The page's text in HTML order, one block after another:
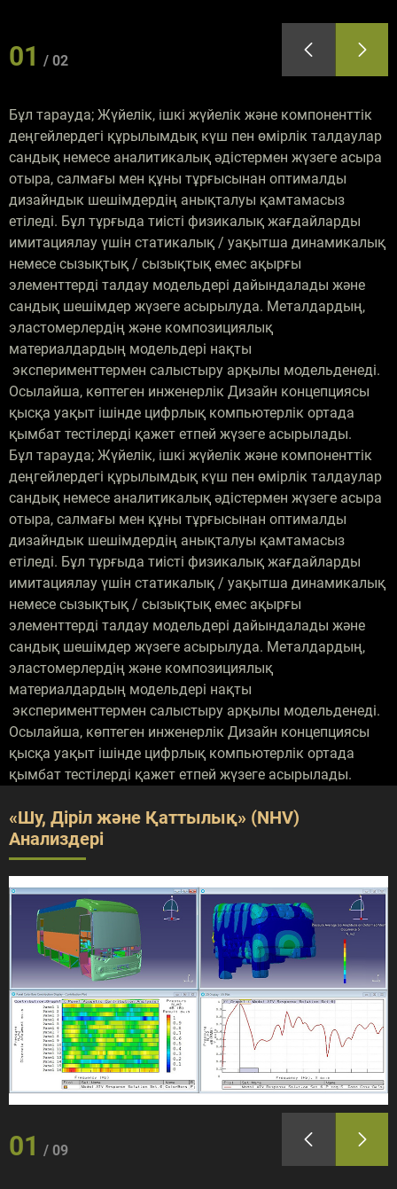
Бұл тарауда; Жүйелік, ішкі жүйелік және компоненттік
деңгейлердегі құрылымдық күш пен өмірлік талдаулар
сандық немесе аналитикалық әдістермен жүзеге асыра
отыра, салмағы мен құны тұрғысынан оптималды
дизайндык шешімдердің анықталуы қамтамасыз
етіледі. Бұл тұрғыда тиісті физикалық жағдайларды
имитациялау үшін статикалық / уақытша динамикалық
немесе сызықтық / сызықтық емес ақырғы
элементтерді талдау модельдері дайындалады және
сандық шешімдер жүзеге асырылуда. Металдардың,
эластомерлердің және композициялық
материалдардың модельдері нақты
эксперименттермен салыстыру арқылы модельденеді.
Осылайша, көптеген инженерлік Дизайн концепциясы
қысқа уақыт ішінде цифрлық компьютерлік ортада
қымбат тестілерді қажет етпей жүзеге асырылады.
Бұл тарауда; Жүйелік, ішкі жүйелік және компоненттік
деңгейлердегі құрылымдық күш пен өмірлік талдаулар
сандық немесе аналитикалық әдістермен жүзеге асыра
отыра, салмағы мен құны тұрғысынан оптималды
дизайндык шешімдердің анықталуы қамтамасыз
етіледі. Бұл тұрғыда тиісті физикалық жағдайларды
имитациялау үшін статикалық / уақытша динамикалық
немесе сызықтық / сызықтық емес ақырғы
элементтерді талдау модельдері дайындалады және
сандық шешімдер жүзеге асырылуда. Металдардың,
эластомерлердің және композициялық
материалдардың модельдері нақты
эксперименттермен салыстыру арқылы модельденеді.
Осылайша, көптеген инженерлік Дизайн концепциясы
қысқа уақыт ішінде цифрлық компьютерлік ортада
қымбат тестілерді қажет етпей жүзеге асырылады.
01 02
«Шу, Діріл және Қаттылық» (NHV)
Анализдері
01 09